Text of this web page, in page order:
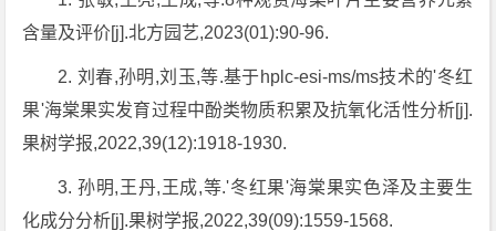
含量及评价[j].北方园艺,2023(01):90-96.
2. 刘春,孙明,刘玉,等.基于hplc-esi-ms/ms技术的'冬红
果'海棠果实发育过程中酚类物质积累及抗氧化活性分析[j].
果树学报,2022,39(12):1918-1930.
3. 孙明,王丹,王成,等.'冬红果'海棠果实色泽及主要生
化成分分析[j].果树学报,2022,39(09):1559-1568.